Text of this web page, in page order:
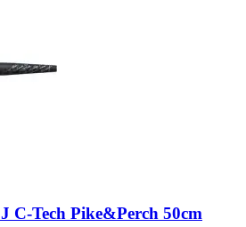
C-Tech Pike&Perch 50cm